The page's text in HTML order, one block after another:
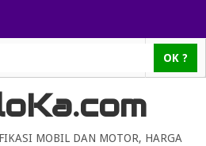
MOBIL DAN MOTOR, HARGA